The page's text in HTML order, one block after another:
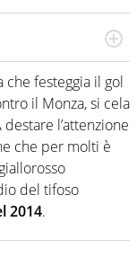
segreti: basket,
di trovare la notizia
festeggia il gol
il Monza, si cela
l’attenzione
che per molti è
del tifoso
2014.